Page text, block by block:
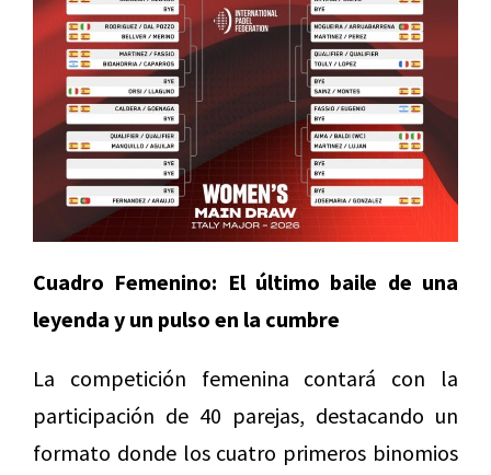
Cuadro Femenino: El último baile de una
leyenda y un pulso en la cumbre
La competición femenina contará con la
participación de 40 parejas, destacando un
formato donde los cuatro primeros binomios